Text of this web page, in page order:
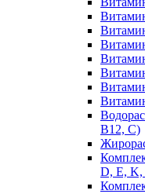
В12, С)
D, E, K,